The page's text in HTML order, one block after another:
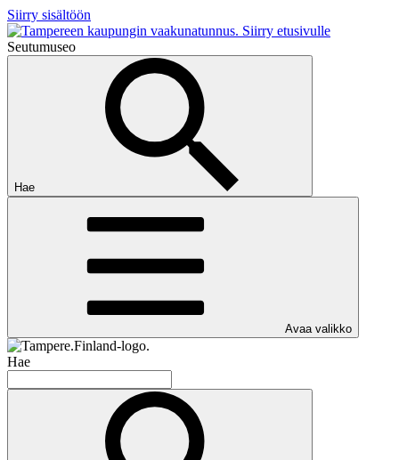
Siirry sisältöön
Siirry etusivulle
Seutumuseo
Hae
Avaa valikko
Hae